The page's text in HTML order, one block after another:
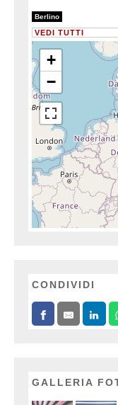
Berlino
2/2
VEDI TUTTI
+
−
CONDIVIDI
GALLERIA